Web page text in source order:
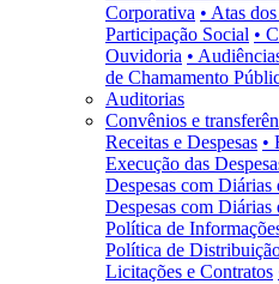
Corporativa • Atas
Participação Social •
Ouvidoria •
de Chamamento
Auditorias
Convênios e
Receitas e Despesas •
Execução das
Despesas com Diárias
Despesas com Diárias
Política de
Política de
Licitações e Contratos